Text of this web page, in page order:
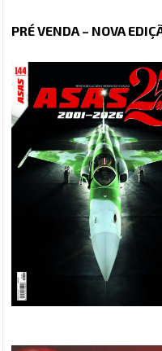
PRÉ VENDA – NOVA